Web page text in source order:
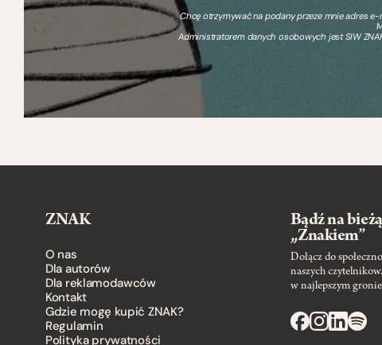
Chcę otrzymywać na podany przeze mnie adres
Administratorem danych osobowych jest SIW
ZNAK
O nas
Dla autorów
Dla reklamodawców
Kontakt
Gdzie mogę kupić ZNAK?
Regulamin
Polityka prywatności
Bądź na
„Znakiem”
Dołącz do
naszych
w najlepszym gronie